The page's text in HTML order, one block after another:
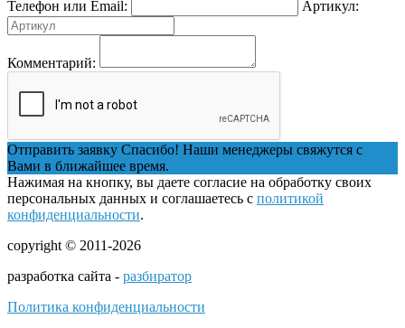
Телефон или Email:
Артикул:
Комментарий:
Отправить заявку Спасибо! Наши менеджеры свяжутся с
Вами в ближайшее время.
Нажимая на кнопку, вы даете согласие на обработку своих
персональных данных и соглашаетесь с политикой
конфиденциальности.
copyright © 2011-2026
разработка сайта - разбиратор
Политика конфиденциальности